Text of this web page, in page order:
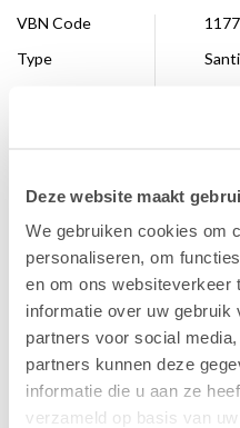
Deze website maakt
We gebruiken cookies om
personaliseren, om
en om ons websiteverkeer
informatie over uw gebruik
partners voor social
partners kunnen deze
informatie die u aan ze
verzameld op basis van
VBN Code
Type
Veredelaar
Verkrijgbaar
FAVORIET